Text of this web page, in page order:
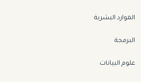
الموارد البشرية
البرمجة
علوم البيانات